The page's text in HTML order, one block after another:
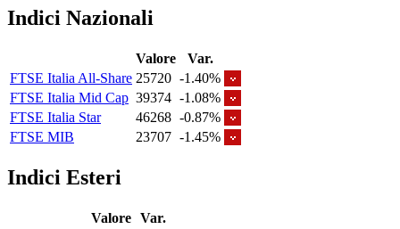
Indici Nazionali
Valore
Var.
FTSE Italia All-Share 25720 -1.40%
FTSE Italia Mid Cap 39374 -1.08%
FTSE Italia Star
46268 -0.87%
FTSE MIB
23707 -1.45%
Indici Esteri
Valore Var.